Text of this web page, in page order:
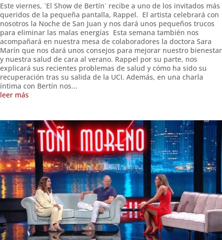
Este viernes, `El Show de Bertín´ recibe a uno de los invitados más
queridos de la pequeña pantalla, Rappel. El artista celebrará con
nosotros la Noche de San Juan y nos dará unos pequeños trucos
para eliminar las malas energías Esta semana también nos
acompañará en nuestra mesa de colaboradores la doctora Sara
Marín que nos dará unos consejos para mejorar nuestro bienestar
y nuestra salud de cara al verano. Rappel por su parte, nos
explicará sus recientes problemas de salud y cómo ha sido su
recuperación tras su salida de la UCI. Además, en una charla
íntima con Bertín nos...
leer más